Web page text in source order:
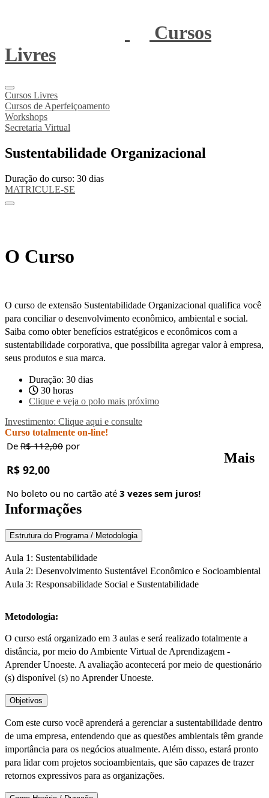
Cursos
Livres
Cursos Livres
Cursos de Aperfeiçoamento
Workshops
Secretaria Virtual
Sustentabilidade Organizacional
Duração do curso: 30 dias
MATRICULE-SE
O Curso
O curso de extensão Sustentabilidade Organizacional qualifica você
para conciliar o desenvolvimento econômico, ambiental e social.
Saiba como obter benefícios estratégicos e econômicos com a
sustentabilidade corporativa, que possibilita agregar valor à empresa,
seus produtos e sua marca.
Duração: 30 dias
30 horas
Clique e veja o polo mais próximo
Investimento: Clique aqui e consulte
Curso totalmente on-line!
De R$ 112,00 por
R$ 92,00
No boleto ou no cartão até 3 vezes sem juros!
Mais
Informações
Estrutura do Programa / Metodologia
Aula 1: Sustentabilidade
Aula 2: Desenvolvimento Sustentável Econômico e Socioambiental
Aula 3: Responsabilidade Social e Sustentabilidade
Metodologia:
O curso está organizado em 3 aulas e será realizado totalmente a
distância, por meio do Ambiente Virtual de Aprendizagem -
Aprender Unoeste. A avaliação acontecerá por meio de questionário
(s) disponível (s) no Aprender Unoeste.
Objetivos
Com este curso você aprenderá a gerenciar a sustentabilidade dentro
de uma empresa, entendendo que as questões ambientais têm grande
importância para os negócios atualmente. Além disso, estará pronto
para lidar com projetos socioambientais, que são capazes de trazer
retornos expressivos para as organizações.